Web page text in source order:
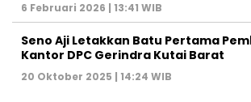
6 Februari 2026 | 13:41 WIB
Seno Aji Letakkan Batu Pertama
Kantor DPC Gerindra Kutai Barat
20 Oktober 2025 | 14:24 WIB